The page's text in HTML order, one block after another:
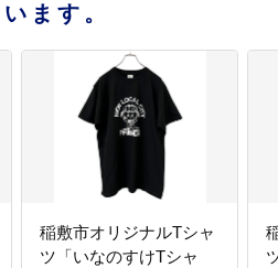
ます。
稲敷市オリジナルTシャ
ツ「いなのすけTシャ